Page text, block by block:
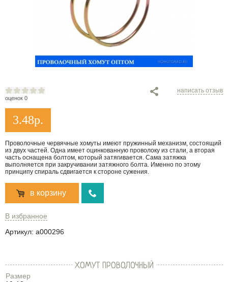
оценок 0
написать отзыв
3.48р.
Проволочные червячные хомуты имеют пружинный механизм, состоящий
из двух частей. Одна имеет оцинкованную проволоку из стали, а вторая
часть оснащена болтом, который затягивается. Сама затяжка
выполняется при закручивании затяжного болта. Именно по этому
принципу спираль сдвигается к стороне сужения.
в корзину
В избранное
Артикул: a000296
ХОМУТ ПРОВОЛОЧНЫЙ
Размер